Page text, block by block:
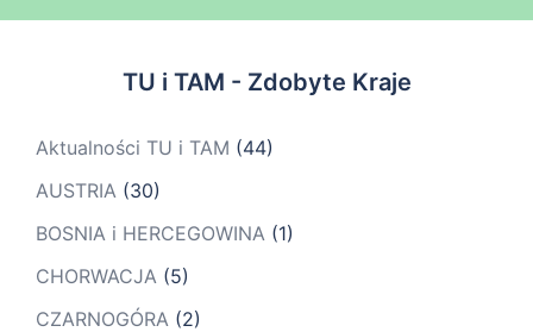
TU i TAM - Zdobyte Kraje
Aktualności TU i TAM (44)
AUSTRIA (30)
BOSNIA i HERCEGOWINA (1)
CHORWACJA (5)
CZARNOGÓRA (2)